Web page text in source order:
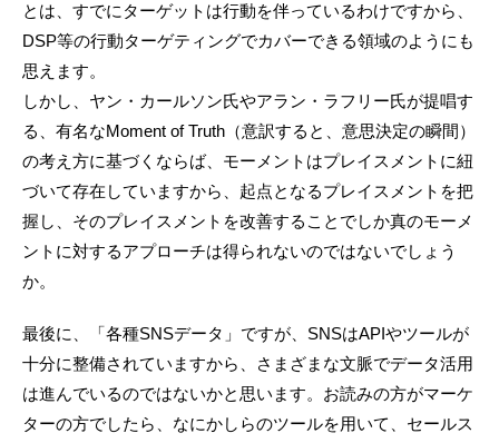
とは、すでにターゲットは行動を伴っているわけですから、
DSP等の行動ターゲティングでカバーできる領域のようにも
思えます。
しかし、ヤン・カールソン氏やアラン・ラフリー氏が提唱す
る、有名なMoment of Truth（意訳すると、意思決定の瞬間）
の考え方に基づくならば、モーメントはプレイスメントに紐
づいて存在していますから、起点となるプレイスメントを把
握し、そのプレイスメントを改善することでしか真のモーメ
ントに対するアプローチは得られないのではないでしょう
か。
最後に、「各種SNSデータ」ですが、SNSはAPIやツールが
十分に整備されていますから、さまざまな文脈でデータ活用
は進んでいるのではないかと思います。お読みの方がマーケ
ターの方でしたら、なにかしらのツールを用いて、セールス